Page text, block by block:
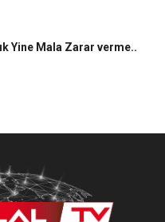
Yine Mala Zarar verme..